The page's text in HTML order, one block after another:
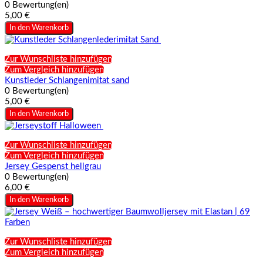
0 Bewertung(en)
5,00 €
In den Warenkorb
Zur Wunschliste hinzufügen
Zum Vergleich hinzufügen
Kunstleder Schlangenimitat sand
0 Bewertung(en)
5,00 €
In den Warenkorb
Zur Wunschliste hinzufügen
Zum Vergleich hinzufügen
Jersey Gespenst hellgrau
0 Bewertung(en)
6,00 €
In den Warenkorb
Zur Wunschliste hinzufügen
Zum Vergleich hinzufügen